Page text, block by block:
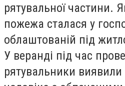
рятувальної частини.
пожежа сталася у
облаштованій під
У веранді під час
рятувальники виявили